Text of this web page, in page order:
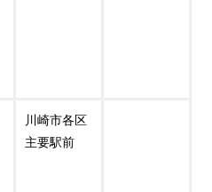
川崎市各区
主要駅前